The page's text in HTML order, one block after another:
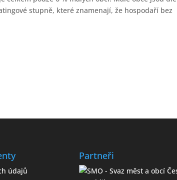
stupně, které znamenají, že hospodaří bez
údajů
Partneři